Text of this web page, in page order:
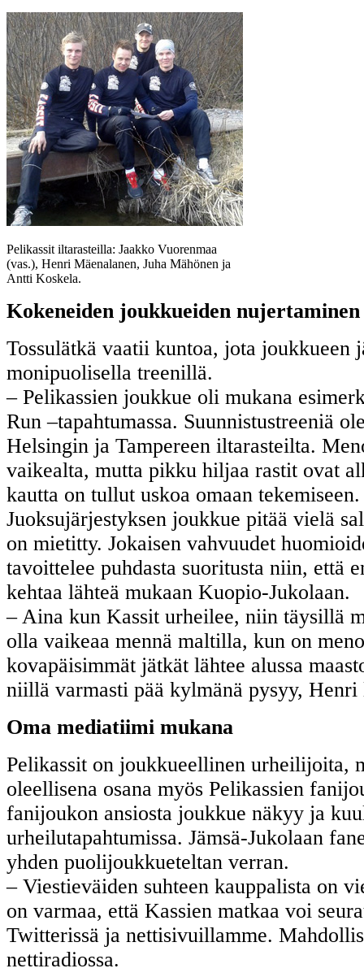
Pelikassit iltarasteilla: Jaakko Vuorenmaa
(vas.), Henri Mäenalanen, Juha Mähönen ja
Antti Koskela.
Kokeneiden joukkueiden
Tossulätkä vaatii kuntoa, jota joukkueen
monipuolisella treenillä.
– Pelikassien joukkue oli mukana
Run –tapahtumassa. Suunnistustreeniä
Helsingin ja Tampereen iltarasteilta.
vaikealta, mutta pikku hiljaa rastit ovat
kautta on tullut uskoa omaan tekemiseen.
Juoksujärjestyksen joukkue pitää vielä
on mietitty. Jokaisen vahvuudet
tavoittelee puhdasta suoritusta niin, että
kehtaa lähteä mukaan Kuopio-Jukolaan.
– Aina kun Kassit urheilee, niin täysillä
olla vaikeaa mennä maltilla, kun on
kovapäisimmät jätkät lähtee alussa
niillä varmasti pää kylmänä pysyy, Henri
Oma mediatiimi mukana
Pelikassit on joukkueellinen urheilijoita,
oleellisena osana myös Pelikassien
fanijoukon ansiosta joukkue näkyy ja
urheilutapahtumissa. Jämsä-Jukolaan
yhden puolijoukkueteltan verran.
– Viestieväiden suhteen kauppalista on
on varmaa, että Kassien matkaa voi
Twitterissä ja nettisivuillamme.
nettiradiossa.